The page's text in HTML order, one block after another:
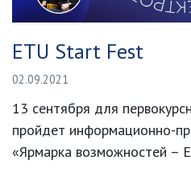
ETU Start Fest
02.09.2021
13 сентября для
пройдет информационно-
«Ярмарка возможностей –